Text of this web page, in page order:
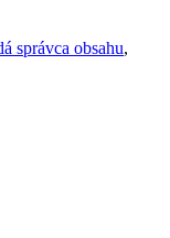
správca obsahu,